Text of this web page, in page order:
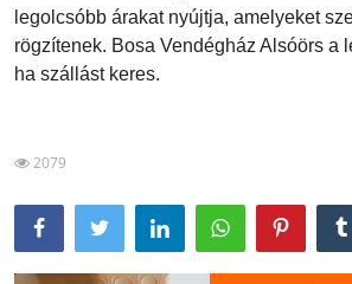
Horvátország
Blog
legolcsóbb árakat nyújtja, amelyeket
rögzítenek. Bosa Vendégház Alsóörs a
ha szállást keres.
2079